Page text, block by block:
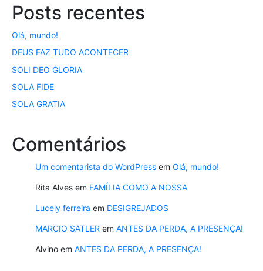
Posts recentes
Olá, mundo!
DEUS FAZ TUDO ACONTECER
SOLI DEO GLORIA
SOLA FIDE
SOLA GRATIA
Comentários
Um comentarista do WordPress em Olá, mundo!
Rita Alves em FAMÍLIA COMO A NOSSA
Lucely ferreira em DESIGREJADOS
MARCIO SATLER em ANTES DA PERDA, A PRESENÇA!
Alvino em ANTES DA PERDA, A PRESENÇA!